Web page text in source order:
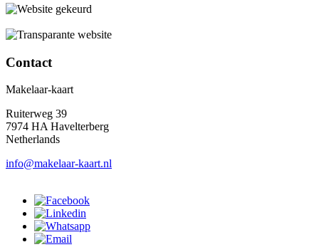
Contact
Makelaar-kaart
Ruiterweg 39
7974 HA Havelterberg
Netherlands
info@makelaar-kaart.nl